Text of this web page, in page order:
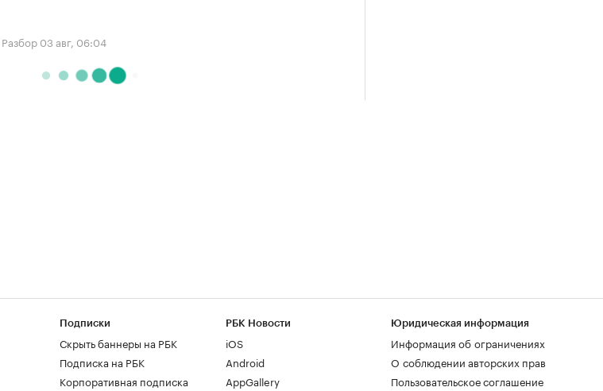
03 авг, 06:04
Подписки
Скрыть баннеры на РБК
Подписка на РБК
Корпоративная подписка
РБК Новости
iOS
Android
AppGallery
Юридическая информация
Информация об ограничениях
О соблюдении авторских прав
Пользовательское соглашение